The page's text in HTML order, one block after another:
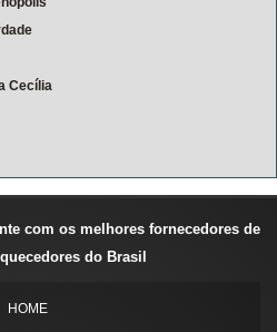
Cecília
com os melhores fornecedores de
do Brasil
HOME